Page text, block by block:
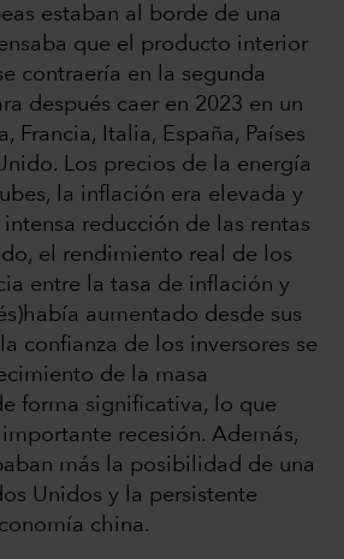
estaban al borde de una
que el producto interior
contraería en la segunda
después caer en 2023 en un
Francia, Italia, España, Países
Los precios de la energía
la inflación era elevada y
reducción de las rentas
el rendimiento real de los
entre la tasa de inflación y
aumentado desde sus
confianza de los inversores se
de la masa
forma significativa, lo que
recesión. Además,
más la posibilidad de una
Unidos y la persistente
china.